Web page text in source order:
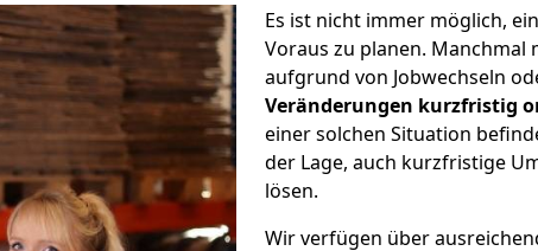
Es ist nicht immer möglich,
Voraus zu planen. Manchmal
aufgrund von Jobwechseln
Veränderungen kurzfristig
einer solchen Situation
der Lage, auch kurzfristige
lösen.
Wir verfügen über